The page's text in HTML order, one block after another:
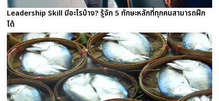
Leadership Skill มีอะไรบ้าง? รู้จัก 5 ทักษะหลักที่ทุกคนสามารถฝึก
ได้